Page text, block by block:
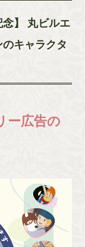
念】 丸ビルエ
キャラクタ
ー広告の